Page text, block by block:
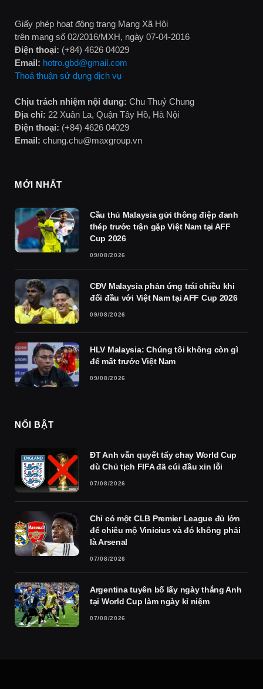
Giấy phép hoạt động trang Mạng Xã Hội
trên mạng số 02/2016/MXH, ngày 07-04-2016
Điện thoại: (+84) 4626 04029
Email: hotro.gbd@gmail.com
Thoả thuận sử dụng dịch vụ
Chịu trách nhiệm nội dung: Chu Thuỷ Chung
Địa chỉ: 22 Xuân La, Quận Tây Hồ, Hà Nội
Điện thoại: (+84) 4626 04029
Email: chung.chu@maxgroup.vn
MỚI NHẤT
Cầu thủ Malaysia gửi thông điệp đanh
thép trước trận gặp Việt Nam tại AFF
Cup 2026
09/08/2026
CĐV Malaysia phản ứng trái chiều khi
đối đầu với Việt Nam tại AFF Cup 2026
09/08/2026
HLV Malaysia: Chúng tôi không còn gì
để mất trước Việt Nam
09/08/2026
NỔI BẬT
ĐT Anh vẫn quyết tẩy chay World Cup
dù Chủ tịch FIFA đã cúi đầu xin lỗi
07/08/2026
Chỉ có một CLB Premier League đủ lớn
để chiêu mộ Vinicius và đó không phải
là Arsenal
07/08/2026
Argentina tuyên bố lấy ngày thắng Anh
tại World Cup làm ngày kỉ niệm
07/08/2026